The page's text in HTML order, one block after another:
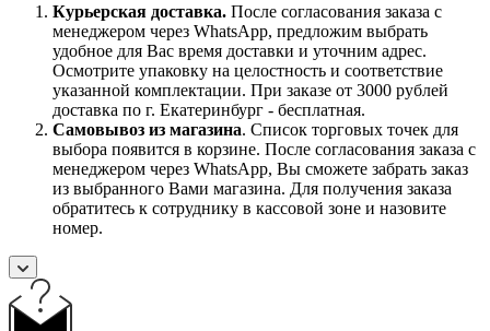
Курьерская доставка. После согласования заказа с
менеджером через WhatsApp, предложим выбрать
удобное для Вас время доставки и уточним адрес.
Осмотрите упаковку на целостность и соответствие
указанной комплектации. При заказе от 3000 рублей
доставка по г. Екатеринбург - бесплатная.
Самовывоз из магазина. Список торговых точек для
выбора появится в корзине. После согласования заказа с
менеджером через WhatsApp, Вы сможете забрать заказ
из выбранного Вами магазина. Для получения заказа
обратитесь к сотруднику в кассовой зоне и назовите
номер.